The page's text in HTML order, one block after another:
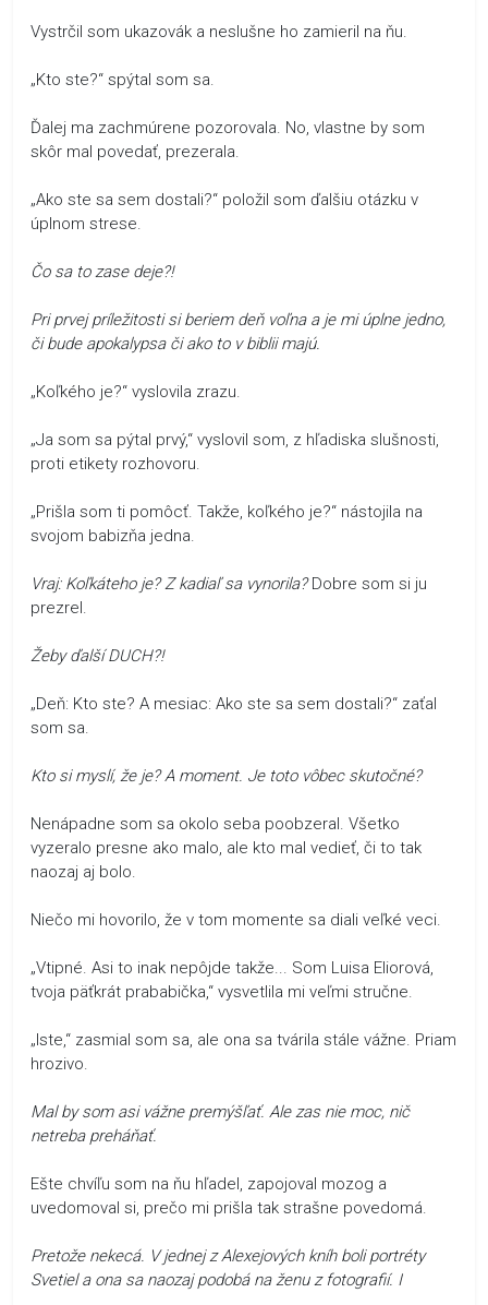
Vystrčil som ukazovák a neslušne ho zamieril na ňu.
„Kto ste?“ spýtal som sa.
Ďalej ma zachmúrene pozorovala. No, vlastne by som
skôr mal povedať, prezerala.
„Ako ste sa sem dostali?“ položil som ďalšiu otázku v
úplnom strese.
Čo sa to zase deje?!
Pri prvej príležitosti si beriem deň voľna a je mi úplne jedno,
či bude apokalypsa či ako to v biblii majú.
„Koľkého je?“ vyslovila zrazu.
„Ja som sa pýtal prvý,“ vyslovil som, z hľadiska slušnosti,
proti etikety rozhovoru.
„Prišla som ti pomôcť. Takže, koľkého je?“ nástojila na
svojom babizňa jedna.
Vraj: Koľkáteho je? Z kadiaľ sa vynorila?Dobre som si ju
prezrel.
Žeby ďalší DUCH?!
„Deň: Kto ste? A mesiac: Ako ste sa sem dostali?“ zaťal
som sa.
Kto si myslí, že je? A moment. Je toto vôbec skutočné?
Nenápadne som sa okolo seba poobzeral. Všetko
vyzeralo presne ako malo, ale kto mal vedieť, či to tak
naozaj aj bolo.
Niečo mi hovorilo, že v tom momente sa diali veľké veci.
„Vtipné. Asi to inak nepôjde takže... Som Luisa Eliorová,
tvoja päťkrát prababička,“ vysvetlila mi veľmi stručne.
„Iste,“ zasmial som sa, ale ona sa tvárila stále vážne. Priam
hrozivo.
Mal by som asi vážne premýšľať. Ale zas nie moc, nič
netreba preháňať.
Ešte chvíľu som na ňu hľadel, zapojoval mozog a
uvedomoval si, prečo mi prišla tak strašne povedomá.
Pretože nekecá. V jednej z Alexejových kníh boli portréty
Svetiel a ona sa naozaj podobá na ženu z fotografií. I